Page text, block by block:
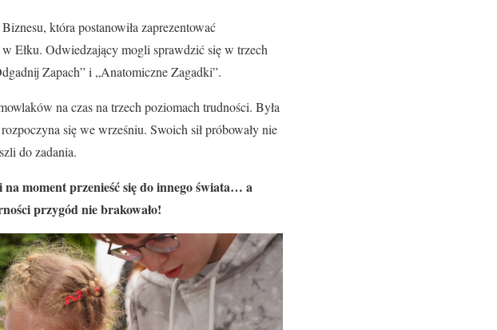
która postanowiła zaprezentować
w Ełku. Odwiedzający mogli sprawdzić się w trzech
Zapach” i „Anatomiczne Zagadki”.
na czas na trzech poziomach trudności. Była
się we wrześniu. Swoich sił próbowały nie
do zadania.
na moment przenieść się do innego świata… a
przygód nie brakowało!